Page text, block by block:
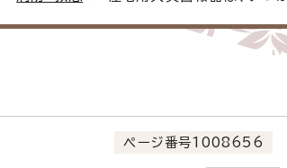
ページ番号1008656